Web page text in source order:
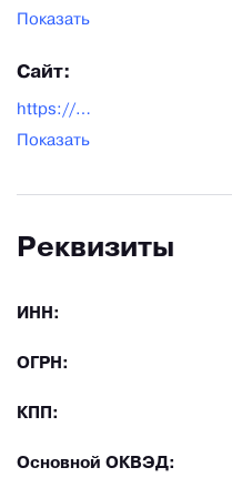
Показать
Сайт:
https://www.telesys.ru/
Показать
Реквизиты
ИНН:
ОГРН:
КПП:
Основной ОКВЭД: